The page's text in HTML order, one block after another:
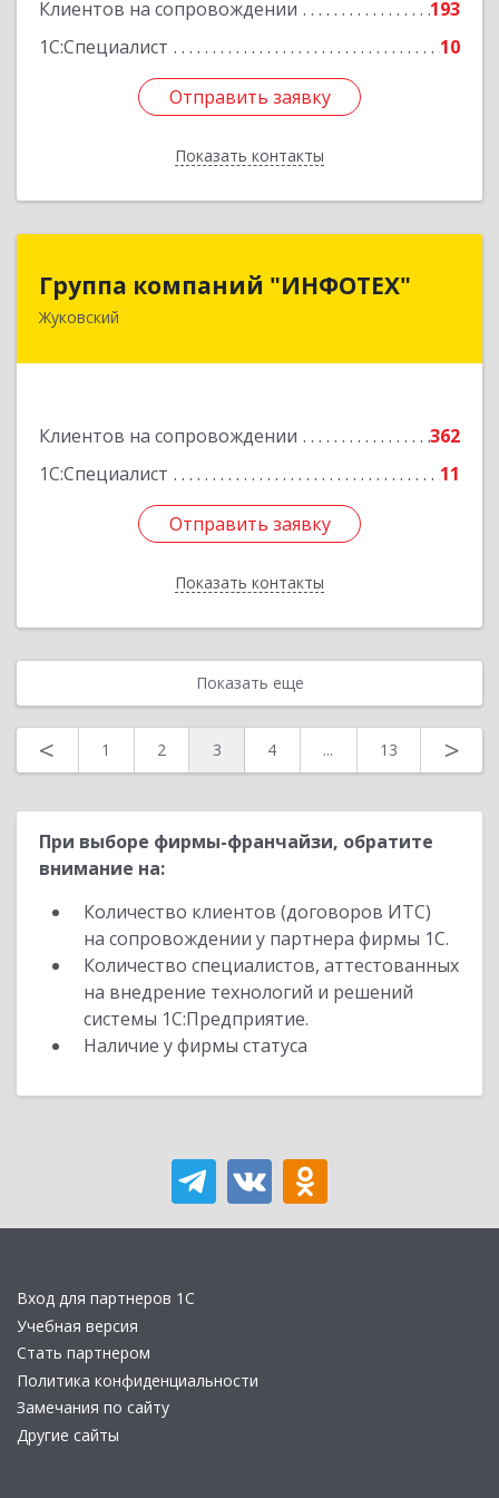
Клиентов на сопровождении
193
1С:Специалист
10
Отправить заявку
Показать контакты
Отправить заявку
Назад
Группа компаний "ИНФОТЕХ"
Жуковский
Клиентов на сопровождении
362
1С:Специалист
11
Отправить заявку
Показать контакты
Группа компаний "ИНФОТЕХ"
140180, Московская обл, Жуковский г, Чкалова
Отправить заявку
Назад
Показать еще
< 1 2 3 4 ... 13 >
При выборе фирмы-франчайзи, обратите
внимание на:
Количество клиентов (договоров ИТС)
на сопровождении у партнера фирмы 1С.
Количество специалистов, аттестованных
на внедрение технологий и решений
системы 1С:Предприятие.
Наличие у фирмы статуса
Вход для партнеров 1С
Учебная версия
Стать партнером
Политика конфиденциальности
Замечания по сайту
Другие сайты